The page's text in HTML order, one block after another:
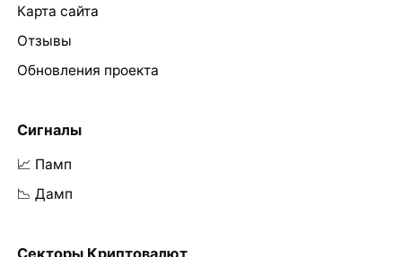
Карта сайта
Отзывы
Обновления проекта
Сигналы
📈 Памп
📉 Дамп
Секторы Криптовалют